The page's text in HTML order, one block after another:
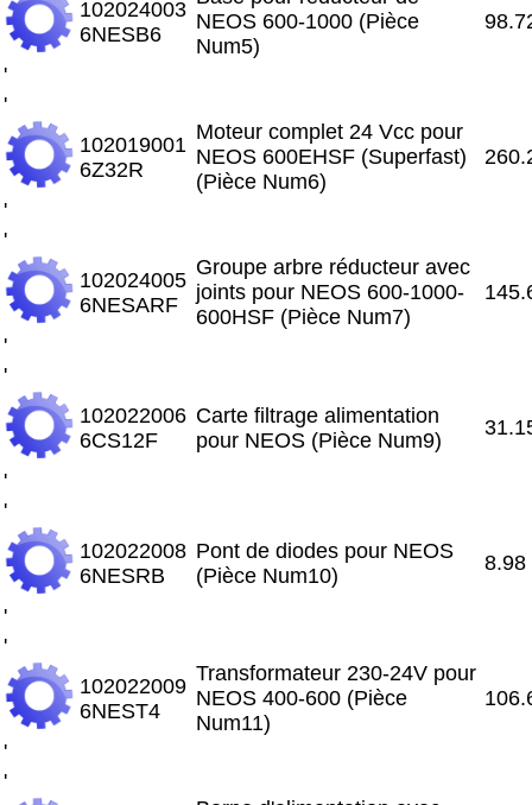
'
102024003
6NESB6
NEOS 600-1000 (Pièce
Num5)
'
'
102019001
6Z32R
Moteur complet 24 Vcc pour
NEOS 600EHSF (Superfast)
(Pièce Num6)
'
'
102024005
6NESARF
Groupe arbre réducteur avec
joints pour NEOS 600-1000-
600HSF (Pièce Num7)
'
'
102022006
6CS12F
Carte filtrage alimentation
pour NEOS (Pièce Num9)
'
'
102022008
6NESRB
Pont de diodes pour NEOS
(Pièce Num10)
8.98
'
'
102022009
6NEST4
Transformateur 230-24V pour
NEOS 400-600 (Pièce
Num11)
'